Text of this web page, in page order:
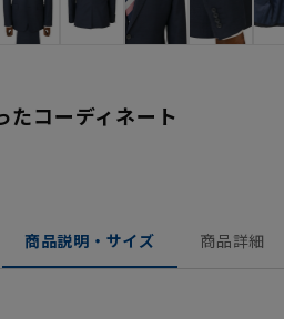
たコーディネート
商品説明・サイズ 商品詳細